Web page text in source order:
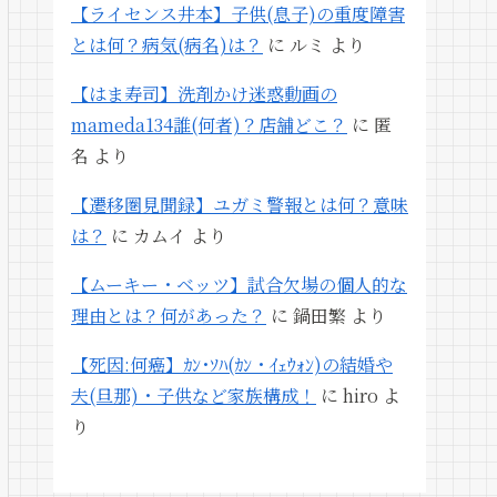
【ライセンス井本】子供(息子)の重度障害
とは何？病気(病名)は？ に ルミ より
【はま寿司】洗剤かけ迷惑動画の
mameda134誰(何者)？店舗どこ？ に 匿
名 より
【遷移圏見聞録】ユガミ警報とは何？意味
は？ に カムイ より
【ムーキー・ベッツ】試合欠場の個人的な
理由とは？何があった？ に 鍋田繁 より
【死因:何癌】ｶﾝ･ｿﾊ(ｶﾝ・ｲｪｳｫﾝ)の結婚や
夫(旦那)・子供など家族構成！ に hiro よ
り